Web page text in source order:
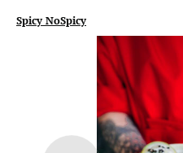
Spicy NoSpicy